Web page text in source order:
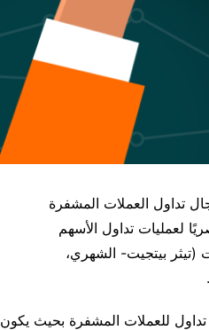
تداول العملات المشفرة
لعمليات تداول الأسهم
(تيثر بيتجيت- الشهري،
للعملات المشفرة بحيث يكون